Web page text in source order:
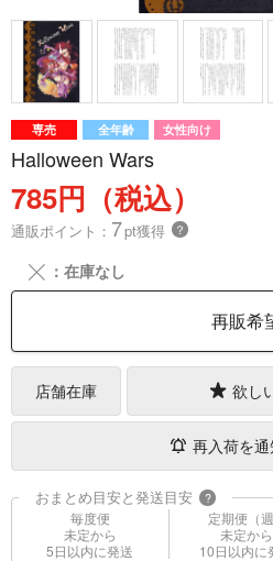
専売 全年齢 女性向け
Halloween Wars
785円（税込）
通販ポイント： 7pt獲得 ？
╳ ：在庫なし
再販希
店舗在庫 欲し
再入荷を通
おまとめ目安と発送目安 ?
毎度便
未定から
5日以内に発送
定期便（
未定から
10日以内に